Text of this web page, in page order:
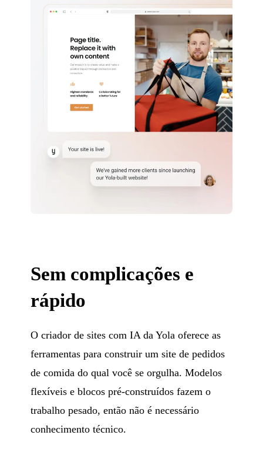
Sem complicações e
rápido
O criador de sites com IA da Yola oferece as
ferramentas para construir um site de pedidos
de comida do qual você se orgulha. Modelos
flexíveis e blocos pré-construídos fazem o
trabalho pesado, então não é necessário
conhecimento técnico.